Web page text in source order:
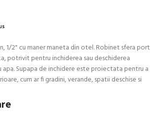
1/2" cu maner maneta din otel. Robinet sfera port
potrivit pentru inchiderea sau deschiderea
Supapa de inchidere este proiectata pentru a
cum ar fi gradini, verande, spatii deschise si